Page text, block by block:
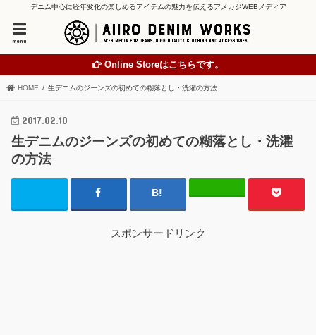
デニム中心に経年変化の楽しめるアイテムの魅力を伝えるアメカジWEBメディア
menu
Online Storeはこちらです。
HOME 生デニムのジーンズの初めての糊落とし・洗濯の方法
2017.02.10
生デニムのジーンズの初めての糊落とし・洗濯
の方法
スポンサードリンク